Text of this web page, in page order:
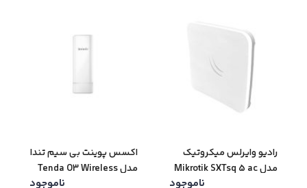
رادیو وایرلس میکروتیک
مدل Mikrotik SXTsq 5 ac
ناموجود
اکسس پوینت بی سیم تندا
مدل Tenda O3 Wireless
Outdoor Access Pointناموجود